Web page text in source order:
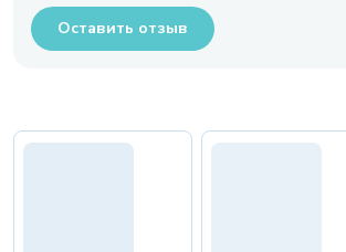
Оставить отзыв